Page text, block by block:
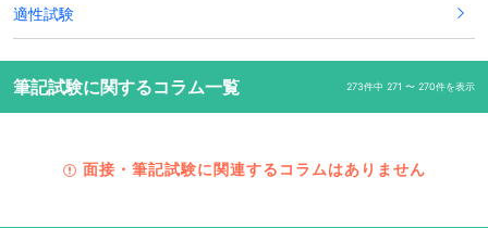
適性試験
筆記試験に関するコラム一覧 273件中 271 〜 270件を表示
面接・筆記試験に関連するコラムはありません